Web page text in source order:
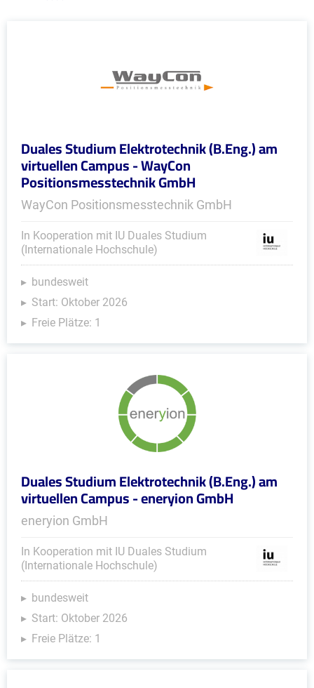
Duales Studium Elektrotechnik (B.Eng.) am
virtuellen Campus - WayCon
Positionsmesstechnik GmbH
WayCon Positionsmesstechnik GmbH
In Kooperation mit IU Duales Studium
(Internationale Hochschule)
bundesweit
Start: Oktober 2026
Freie Plätze: 1
Duales Studium Elektrotechnik (B.Eng.) am
virtuellen Campus - eneryion GmbH
eneryion GmbH
In Kooperation mit IU Duales Studium
(Internationale Hochschule)
bundesweit
Start: Oktober 2026
Freie Plätze: 1